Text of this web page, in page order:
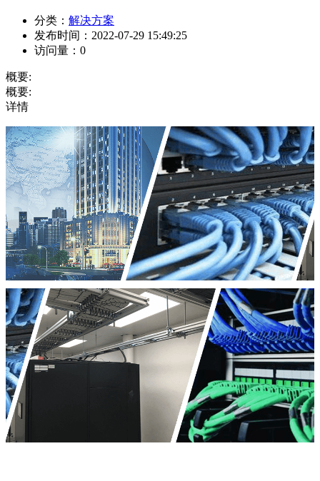
分类： 解决方案
发布时间： 2022-07-29 15:49:25
访问量： 0
概要:
概要:
详情